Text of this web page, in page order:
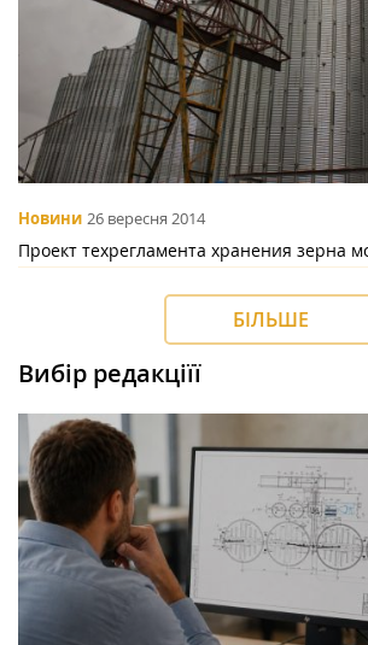
Новини 26 вересня 2014
Проект техрегламента хранения зерна
БІЛЬШЕ
Вибір редакціїї